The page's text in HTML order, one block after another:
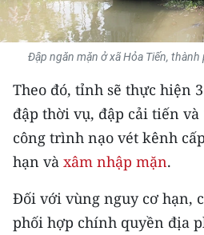
BẠN ĐỌC
KIỂM CHỨNG THÔNG TIN
TRI THỨC CHUYÊN SÂU
54 DÂN TỘC VIỆT NAM
MỘT SẢN PHẨM
Đập ngăn mặn ở xã Hỏa Tiến, thành
Theo đó, tỉnh sẽ thực hiện
đập thời vụ, đập cải tiến và
công trình nạo vét kênh
hạn và xâm nhập mặn.
Đối với vùng nguy cơ hạn,
phối hợp chính quyền địa